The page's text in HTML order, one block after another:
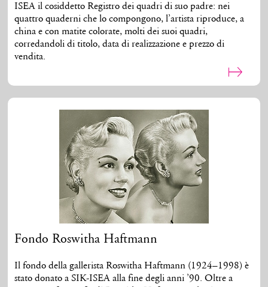
ISEA il cosiddetto Registro dei quadri di suo padre: nei
quattro quaderni che lo compongono, l’artista riproduce, a
china e con matite colorate, molti dei suoi quadri,
corredandoli di titolo, data di realizzazione e prezzo di
vendita.
Fondo Roswitha Haftmann
Il fondo della gallerista Roswitha Haftmann (1924–1998) è
stato donato a SIK-ISEA alla fine degli anni ’90. Oltre a